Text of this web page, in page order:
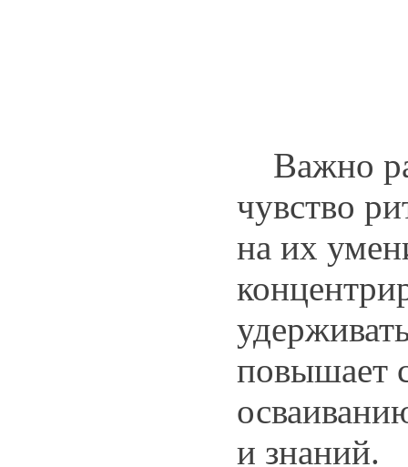
Важно
чувство
на их
повышает
и знаний.